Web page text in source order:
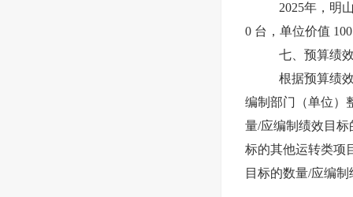
2025年，明
0 台，单位价值
七、预算绩
根据预算绩
编制部门（单位）
量/应编制绩效目标
标的其他运转类项
目标的数量/应编